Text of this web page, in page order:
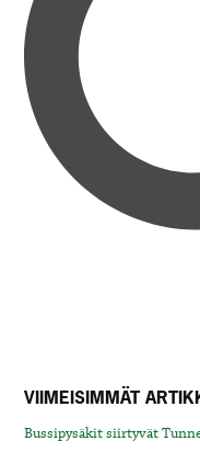
VIIMEISIMMÄT
Bussipysäkit siirtyvät